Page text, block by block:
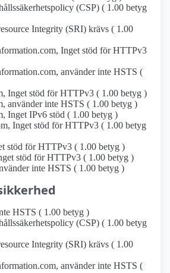
(CSP) ( 1.00 betyg
Integrity (SRI) krävs ( 1.00
Inget stöd för HTTPv3
använder inte HSTS (
Inget stöd för HTTPv3 ( 1.00 betyg )
använder inte HSTS ( 1.00 betyg )
Inget IPv6 stöd ( 1.00 betyg )
Inget stöd för HTTPv3 ( 1.00 betyg
stöd för HTTPv3 ( 1.00 betyg )
stöd för HTTPv3 ( 1.00 betyg )
inte HSTS ( 1.00 betyg )
HSTS ( 1.00 betyg )
(CSP) ( 1.00 betyg
Integrity (SRI) krävs ( 1.00
använder inte HSTS (